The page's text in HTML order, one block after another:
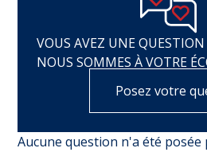
VOUS AVEZ UNE
NOUS SOMMES À VOTRE
Posez votre
Aucune question n'a été